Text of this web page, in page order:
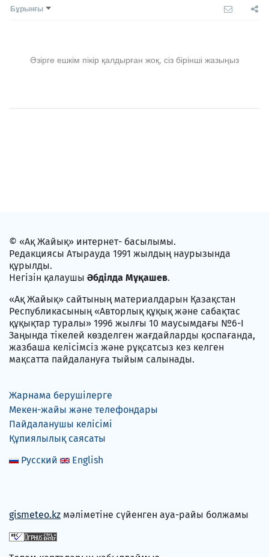
Бұрынғы
Әзірге ешкім пікір қалдырған жоқ, сіз бірінші жазыңыз
© «Ақ Жайық» интернет- басылымы.
Редакциясы Атырауда 1991 жылдың наурызында
құрылды.
Негізін қалаушы Әбділда Мұқашев.
«Ақ Жайық» сайтының материалдарын Қазақстан
Республикасының «Авторлық құқық және сабақтас
құқықтар туралы» 1996 жылғы 10 маусымдағы №6-I
Заңында тікелей көзделген жағдайларды қоспағанда,
жазбаша келісімсіз және рұқсатсыз кез келген
мақсатта пайдалануға тыйым салынады.
Жарнама берушілерге
Мекен-жайы және телефондары
Пайдаланушы келісімі
Құпиялылық саясаты
Русский
English
gismeteo.kz мәліметіне сүйенген ауа-райы болжамы